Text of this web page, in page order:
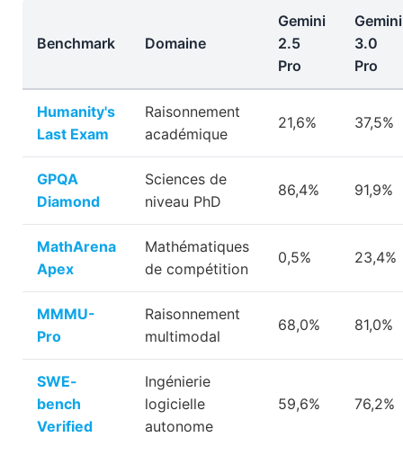
Benchmark Domaine
Gemini
2.5
Pro
Gemini
3.0
Pro
Humanity's
Last Exam
Raisonnement
académique
21,6% 37,5%
GPQA
Diamond
Sciences de
niveau PhD
86,4% 91,9%
MathArena
Apex
Mathématiques
de compétition
0,5% 23,4%
MMMU-
Pro
Raisonnement
multimodal
68,0% 81,0%
SWE-
bench
Verified
Ingénierie
logicielle
autonome
59,6% 76,2%